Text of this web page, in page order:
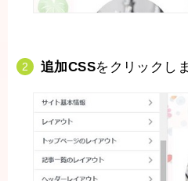
追加CSSをクリックし